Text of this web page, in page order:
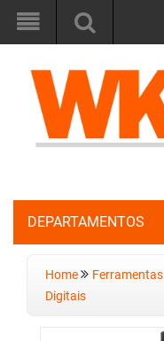
DEPARTAMENTOS
Home Ferramentas
Digitais